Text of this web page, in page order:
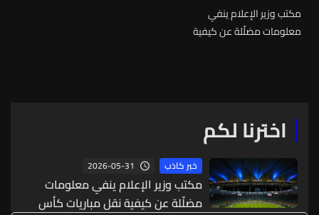
مكتب وزير الإعلام ينفي
معلومات مضلّلة عن كيفية
اخترنا لكم
خبر كاذب 2026-05-31
مكتب وزير الإعلام ينفي معلومات
مضلّلة عن كيفية نقل مباريات كأس